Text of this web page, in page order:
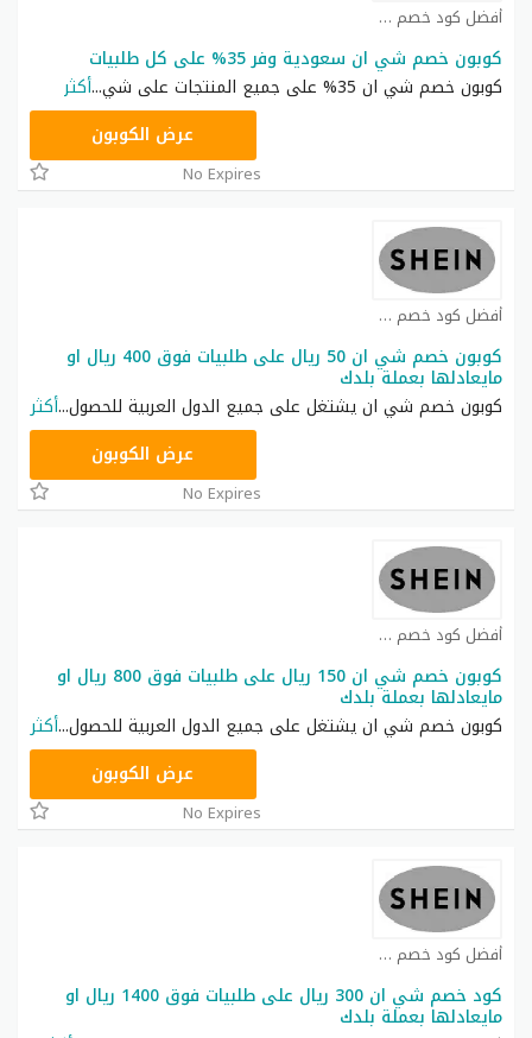
أفضل كود خصم شي ان كوبون
كوبون خصم شي ان سعودية وفر 35% على كل طلبيات
كوبون خصم شي ان 35% على جميع المنتجات على شي
...أكثر
عرض الكوبون
No Expires
أفضل كود خصم شي ان كوبون
كوبون خصم شي ان 50 ريال على طلبيات فوق 400 ريال او
مايعادلها بعملة بلدك
كوبون خصم شي ان يشتغل على جميع الدول العربية للحصول...أكثر
عرض الكوبون
No Expires
أفضل كود خصم شي ان كوبون
كوبون خصم شي ان 150 ريال على طلبيات فوق 800 ريال او
مايعادلها بعملة بلدك
كوبون خصم شي ان يشتغل على جميع الدول العربية للحصول...أكثر
عرض الكوبون
No Expires
أفضل كود خصم شي ان كوبون
كود خصم شي ان 300 ريال على طلبيات فوق 1400 ريال او
مايعادلها بعملة بلدك